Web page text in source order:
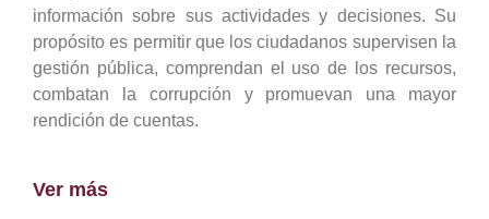
información sobre sus actividades y decisiones. Su
propósito es permitir que los ciudadanos supervisen la
gestión pública, comprendan el uso de los recursos,
combatan la corrupción y promuevan una mayor
rendición de cuentas.
Ver más